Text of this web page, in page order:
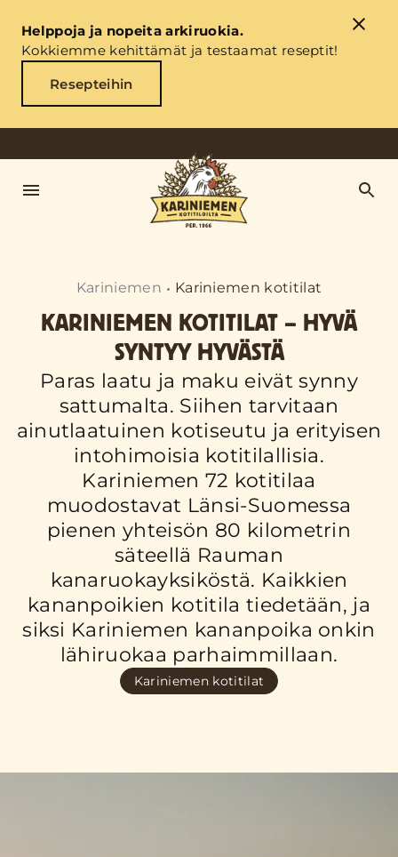
Helppoja ja nopeita arkiruokia.
Kokkiemme kehittämät ja testaamat reseptit!
Resepteihin
Kariniemen Kariniemen kotitilat
KARINIEMEN KOTITILAT – HYVÄ
SYNTYY HYVÄSTÄ
Paras laatu ja maku eivät synny
sattumalta. Siihen tarvitaan
ainutlaatuinen kotiseutu ja erityisen
intohimoisia kotitilallisia.
Kariniemen 72 kotitilaa
muodostavat Länsi-Suomessa
pienen yhteisön 80 kilometrin
säteellä Rauman
kanaruokayksiköstä. Kaikkien
kananpoikien kotitila tiedetään, ja
siksi Kariniemen kananpoika onkin
lähiruokaa parhaimmillaan.
Kariniemen kotitilat